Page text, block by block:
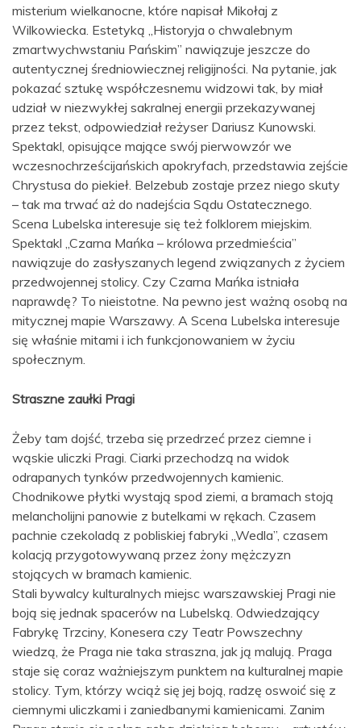
misterium wielkanocne, które napisał Mikołaj z
Wilkowiecka. Estetyką „Historyja o chwalebnym
zmartwychwstaniu Pańskim” nawiązuje jeszcze do
autentycznej średniowiecznej religijności. Na pytanie, jak
pokazać sztukę współczesnemu widzowi tak, by miał
udział w niezwykłej sakralnej energii przekazywanej
przez tekst, odpowiedział reżyser Dariusz Kunowski.
Spektakl, opisujące mające swój pierwowzór we
wczesnochrześcijańskich apokryfach, przedstawia zejście
Chrystusa do piekieł. Belzebub zostaje przez niego skuty
– tak ma trwać aż do nadejścia Sądu Ostatecznego.
Scena Lubelska interesuje się też folklorem miejskim.
Spektakl „Czarna Mańka – królowa przedmieścia”
nawiązuje do zasłyszanych legend związanych z życiem
przedwojennej stolicy. Czy Czarna Mańka istniała
naprawdę? To nieistotne. Na pewno jest ważną osobą na
mitycznej mapie Warszawy. A Scena Lubelska interesuje
się właśnie mitami i ich funkcjonowaniem w życiu
społecznym.
Straszne zaułki Pragi
Żeby tam dojść, trzeba się przedrzeć przez ciemne i
wąskie uliczki Pragi. Ciarki przechodzą na widok
odrapanych tynków przedwojennych kamienic.
Chodnikowe płytki wystają spod ziemi, a bramach stoją
melancholijni panowie z butelkami w rękach. Czasem
pachnie czekoladą z pobliskiej fabryki „Wedla”, czasem
kolacją przygotowywaną przez żony mężczyzn
stojących w bramach kamienic.
Stali bywalcy kulturalnych miejsc warszawskiej Pragi nie
boją się jednak spacerów na Lubelską. Odwiedzający
Fabrykę Trzciny, Konesera czy Teatr Powszechny
wiedzą, że Praga nie taka straszna, jak ją malują. Praga
staje się coraz ważniejszym punktem na kulturalnej mapie
stolicy. Tym, którzy wciąż się jej boją, radzę oswoić się z
ciemnymi uliczkami i zaniedbanymi kamienicami. Zanim